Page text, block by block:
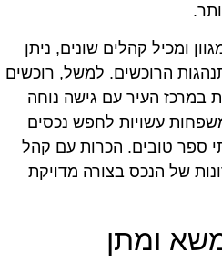
ומכיל קהלים שונים, ניתן
הרוכשים. למשל, רוכשים
במרכז העיר עם גישה נוחה
עשויות לחפש נכסים
ספר טובים. הכרות עם קהל
של הנכס בצורה מדויקת
ומתן